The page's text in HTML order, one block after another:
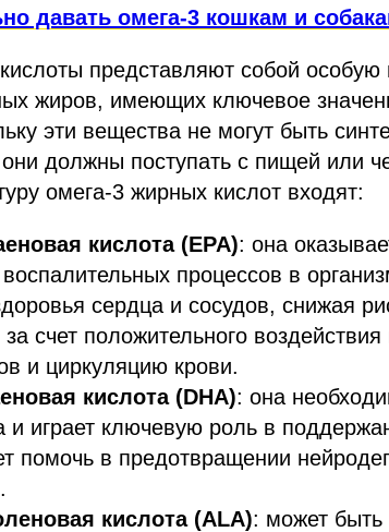
давать омега-3 кошкам и
представляют собой особую
жиров, имеющих ключевое
эти вещества не могут быть
должны поступать с пищей или
омега-3 жирных кислот входят:
кислота (EPA): она
процессов в
сердца и сосудов, снижая
счет положительного
и циркуляцию крови.
кислота (DHA): она
и играет ключевую роль в
помочь в предотвращении
кислота (ALA): может быть